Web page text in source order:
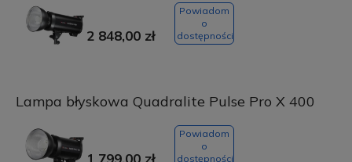
2 848,00 zł
Powiadom
o
dostępności
Lampa błyskowa Quadralite Pulse Pro X 400
1 799,00 zł
Powiadom
o
dostępności